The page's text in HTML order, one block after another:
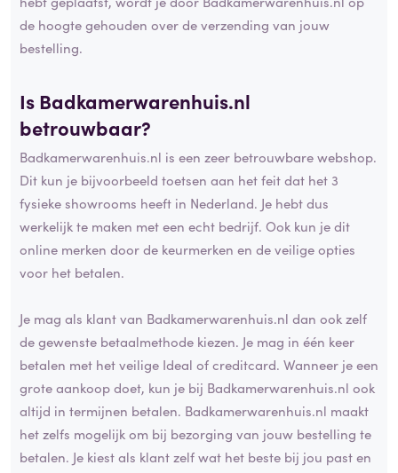
de hoogte gehouden over de verzending van jouw
bestelling.
Is Badkamerwarenhuis.nl
betrouwbaar?
Badkamerwarenhuis.nl is een zeer betrouwbare webshop.
Dit kun je bijvoorbeeld toetsen aan het feit dat het 3
fysieke showrooms heeft in Nederland. Je hebt dus
werkelijk te maken met een echt bedrijf. Ook kun je dit
online merken door de keurmerken en de veilige opties
voor het betalen.
Je mag als klant van Badkamerwarenhuis.nl dan ook zelf
de gewenste betaalmethode kiezen. Je mag in één keer
betalen met het veilige Ideal of creditcard. Wanneer je een
grote aankoop doet, kun je bij Badkamerwarenhuis.nl ook
altijd in termijnen betalen. Badkamerwarenhuis.nl maakt
het zelfs mogelijk om bij bezorging van jouw bestelling te
betalen. Je kiest als klant zelf wat het beste bij jou past en